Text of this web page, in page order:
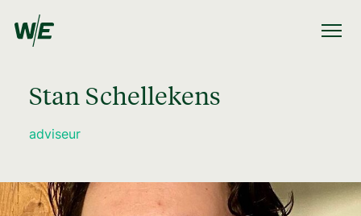
Stan Schellekens
adviseur